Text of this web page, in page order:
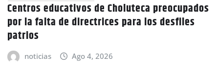
Centros educativos de Choluteca preocupados
por la falta de directrices para los desfiles
patrios
noticias Ago 4, 2026